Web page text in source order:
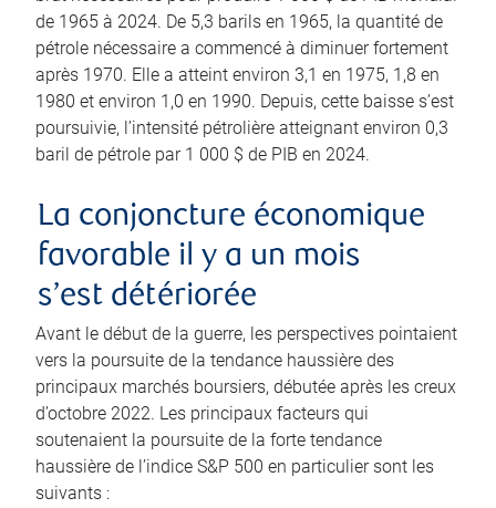
de 1965 à 2024. De 5,3 barils en 1965, la quantité de
pétrole nécessaire a commencé à diminuer fortement
après 1970. Elle a atteint environ 3,1 en 1975, 1,8 en
1980 et environ 1,0 en 1990. Depuis, cette baisse s’est
poursuivie, l’intensité pétrolière atteignant environ 0,3
baril de pétrole par 1 000 $ de PIB en 2024.
La conjoncture économique
favorable il y a un mois
s’est détériorée
Avant le début de la guerre, les perspectives pointaient
vers la poursuite de la tendance haussière des
principaux marchés boursiers, débutée après les creux
d’octobre 2022. Les principaux facteurs qui
soutenaient la poursuite de la forte tendance
haussière de l’indice S&P 500 en particulier sont les
suivants :